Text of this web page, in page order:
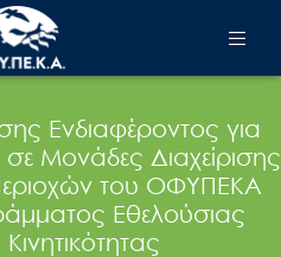
Ενδιαφέροντος για
Μονάδες Διαχείρισης
του ΟΦΥΠΕΚΑ
Εθελούσιας